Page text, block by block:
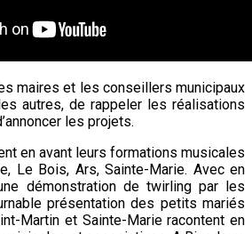
maires et les conseillers municipaux
autres, de rappeler les réalisations
les projets.
en avant leurs formations musicales
Le Bois, Ars, Sainte-Marie. Avec en
démonstration de twirling par les
présentation des petits mariés
Martin et Sainte-Marie racontent en